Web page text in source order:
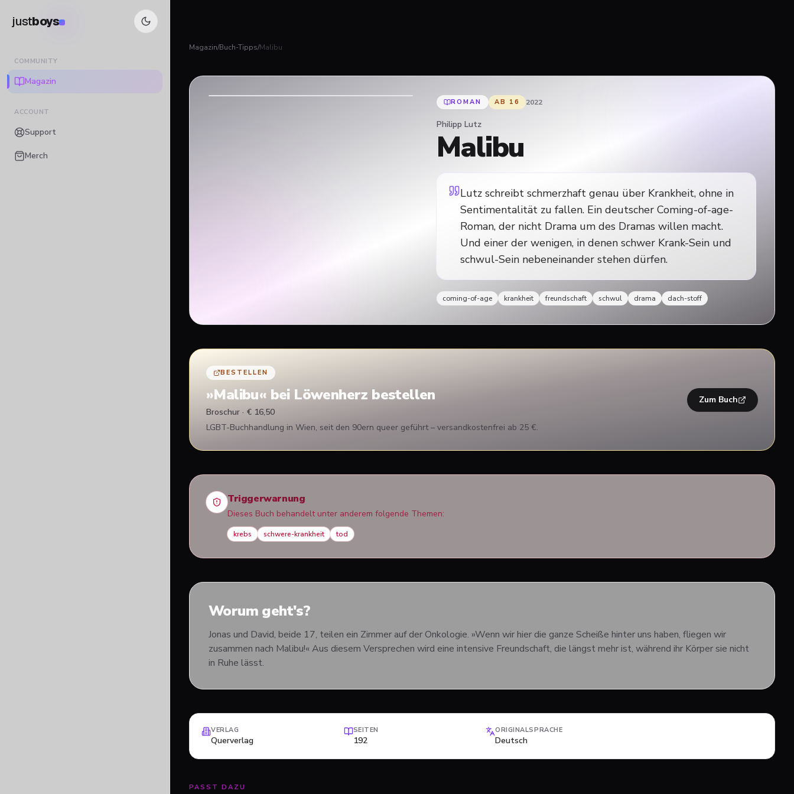
justboys
COMMUNITY
Magazin
ACCOUNT
Support
Merch
Magazin/Buch-Tipps/Malibu
ROMAN AB 16 2022
Philipp Lutz
Malibu
Lutz schreibt schmerzhaft genau über Krankheit, ohne in
Sentimentalität zu fallen. Ein deutscher Coming-of-age-
Roman, der nicht Drama um des Dramas willen macht.
Und einer der wenigen, in denen schwer Krank-Sein und
schwul-Sein nebeneinander stehen dürfen.
coming-of-age krankheit freundschaft schwul drama dach-stoff
BESTELLEN
»Malibu« bei Löwenherz bestellen
Broschur · € 16,50
LGBT-Buchhandlung in Wien, seit den 90ern queer geführt – versandkostenfrei ab 25 €.
Zum Buch
Triggerwarnung
Dieses Buch behandelt unter anderem folgende Themen:
krebs schwere-krankheit tod
Worum geht's?
Jonas und David, beide 17, teilen ein Zimmer auf der Onkologie. »Wenn wir hier die ganze Scheiße hinter uns haben, fliegen wir
zusammen nach Malibu!« Aus diesem Versprechen wird eine intensive Freundschaft, die längst mehr ist, während ihr Körper sie nicht
in Ruhe lässt.
VERLAG
Querverlag
SEITEN
192
ORIGINALSPRACHE
Deutsch
PASST DAZU